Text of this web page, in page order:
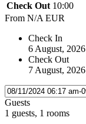
Check Out 10:00
From N/A EUR
Check In
6 August, 2026
Check Out
7 August, 2026
Guests
1 guests, 1 rooms